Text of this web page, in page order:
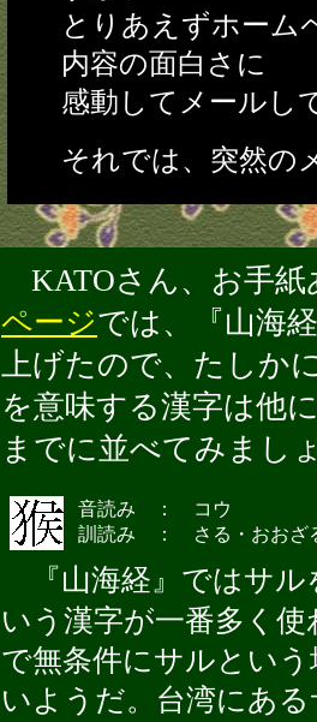
とりあえずホーム
内容の面白さに
感動してメールし
それでは、突然の
KATOさん、お手
ページでは、『山海
上げたので、たしか
を意味する漢字は他
までに並べてみまし
音読み ： コウ
訓読み ： さる・おおざ
『山海経』ではサル
いう漢字が一番多く
で無条件にサルとい
いようだ。台湾にあ